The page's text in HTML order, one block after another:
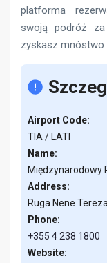
platforma
swoją podróż
zyskasz mnóstwo
Airport Code:
TIA / LATI
Name:
Międzynarodowy
Address:
Ruga Nene
Phone:
+355 4 238 1800
Website: